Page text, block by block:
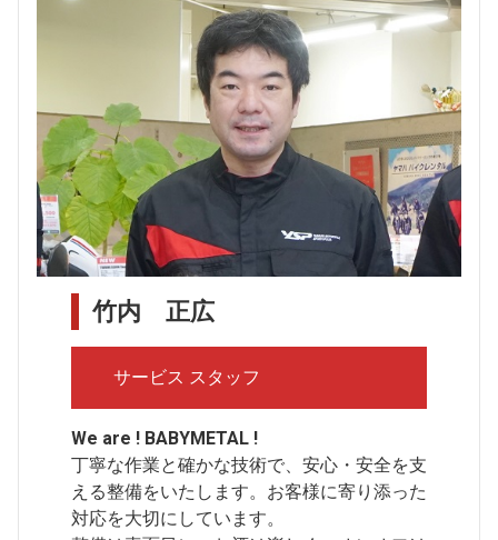
竹内 正広
サービス スタッフ
We are ! BABYMETAL !
丁寧な作業と確かな技術で、安心・安全を支
える整備をいたします。お客様に寄り添った
対応を大切にしています。